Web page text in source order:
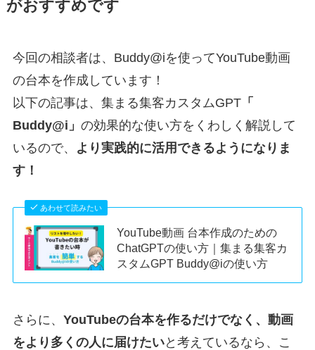
がおすすめです
今回の相談者は、Buddy@iを使ってYouTube動画
の台本を作成しています！
以下の記事は、集まる集客カスタムGPT「
Buddy@i」 の効果的な使い方をくわしく解説して
いるので、
より実践的に活用できるようになりま
す！
あわせて読みたい
YouTube動画 台本作成のための
ChatGPTの使い方｜集まる集客カ
スタムGPT Buddy@iの使い方
さらに、 YouTubeの台本を作るだけでなく、動画
をより多くの人に届けたいと考えているなら、こ